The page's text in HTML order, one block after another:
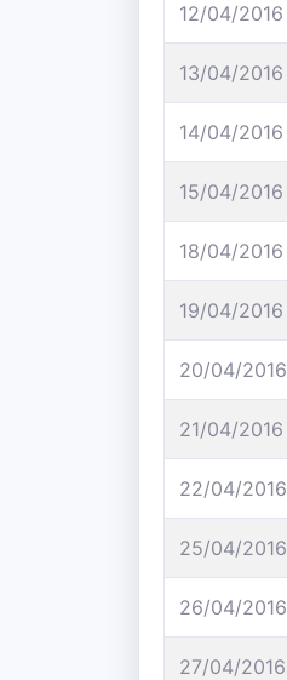
12/04/2016
13/04/2016
14/04/2016
15/04/2016
18/04/2016
19/04/2016
20/04/2016
21/04/2016
22/04/2016
25/04/2016
26/04/2016
27/04/2016